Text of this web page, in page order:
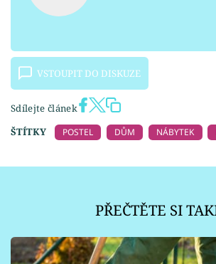
VSTOUPIT DO DISKUZE
Sdílejte článek
ŠTÍTKY
POSTEL DŮM NÁBYTEK
PŘEČTĚTE SI